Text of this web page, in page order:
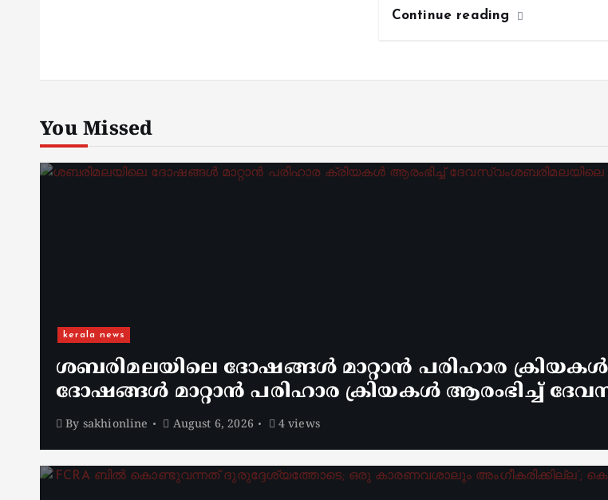
Continue reading
You Missed
kerala news
ശബരിമലയിലെ ദോഷങ്ങൾ മാറ്റാൻ പരിഹാര
ദോഷങ്ങൾ മാറ്റാൻ പരിഹാര ക്രിയകൾ ആരംഭിച്ച്
By sakhionline August 6, 2026 4 views